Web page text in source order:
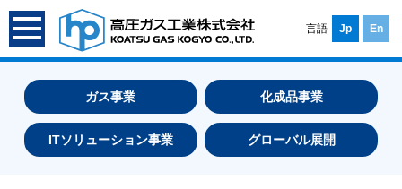
言語 Jp En
ガス事業 化成品事業
ITソリューション事業 グローバル展開